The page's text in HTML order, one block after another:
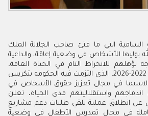
السامية التي ما فتئ صاحب الجلالة الملك
يوليها للأشخاص في وضعية إعاقة، والداعية
تؤهلهم للانخراط التام في الحياة العامة،
وتنزيلاً للبرنامج الحكومي 2022-2026، الذي التزمت فيه الحكومة بتكريس
ولاسيما في مجال تعزيز حقوق الأشخاص في
واستقلاليتهم مدى الحياة، تعلن
عن انطلاق عملية تلقي طلبات دعم مشاريع
في مجال تمدرس الأطفال في وضعية